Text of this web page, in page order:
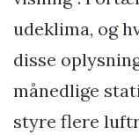
udeklima, og
disse
månedlige
styre flere